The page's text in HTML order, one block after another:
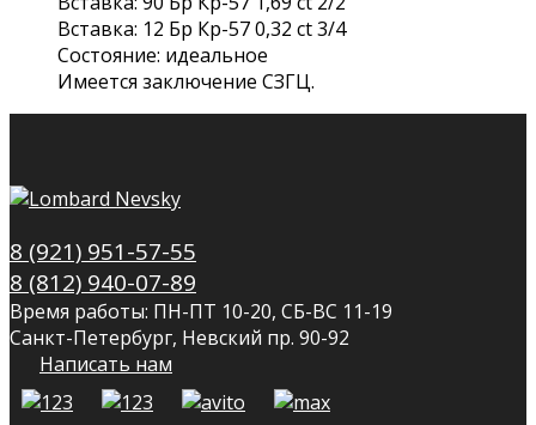
Вставка: 12 Бр Кр-57 0,32 ct 3/4
Состояние: идеальное
Имеется заключение СЗГЦ.
8 (921) 951-57-55
8 (812) 940-07-89
Время работы: ПН-ПТ 10-20, СБ-ВС 11-19
Санкт-Петербург, Невский пр. 90-92
Написать нам